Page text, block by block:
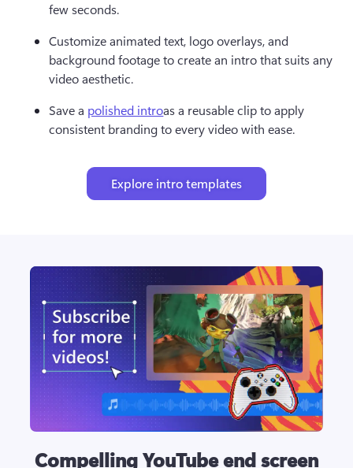
few seconds.
Customize animated text, logo overlays, and
background footage to create an intro that suits any
video aesthetic.
Save a polished introas a reusable clip to apply
consistent branding to every video with ease.
Explore intro templates
Compelling YouTube end screen